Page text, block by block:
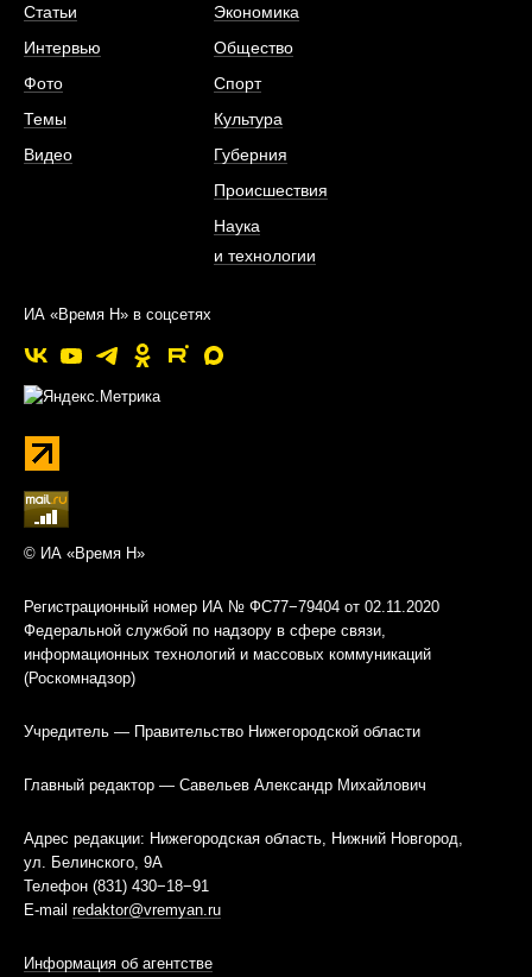
Статьи
Интервью
Фото
Темы
Видео
Экономика
Общество
Спорт
Культура
Губерния
Происшествия
Наука
и технологии
ИА «Время Н» в соцсетях
© ИА «Время Н»
Регистрационный номер ИА № ФС77−79404 от 02.11.2020
Федеральной службой по надзору в сфере связи,
информационных технологий и массовых коммуникаций
(Роскомнадзор)
Учредитель — Правительство Нижегородской области
Главный редактор — Савельев Александр Михайлович
Адрес редакции: Нижегородская область, Нижний Новгород,
ул. Белинского, 9А
Телефон (831) 430−18−91
E-mail redaktor@vremyan.ru
Информация об агентстве